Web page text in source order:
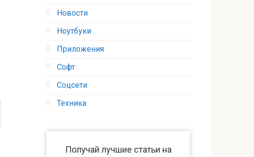
Новости
Ноутбуки
Приложения
Софт
Соцсети
Техника
Получай лучшие статьи на